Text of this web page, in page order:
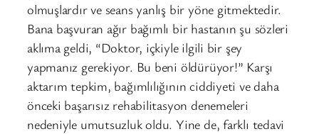
olmuşlardır ve seans yanlış bir yöne gitmektedir.
Bana başvuran ağır bağımlı bir hastanın şu sözleri
aklıma geldi, “Doktor, içkiyle ilgili bir şey
yapmanız gerekiyor. Bu beni öldürüyor!” Karşı
aktarım tepkim, bağımlılığının ciddiyeti ve daha
önceki başarısız rehabilitasyon denemeleri
nedeniyle umutsuzluk oldu. Yine de, farklı tedavi